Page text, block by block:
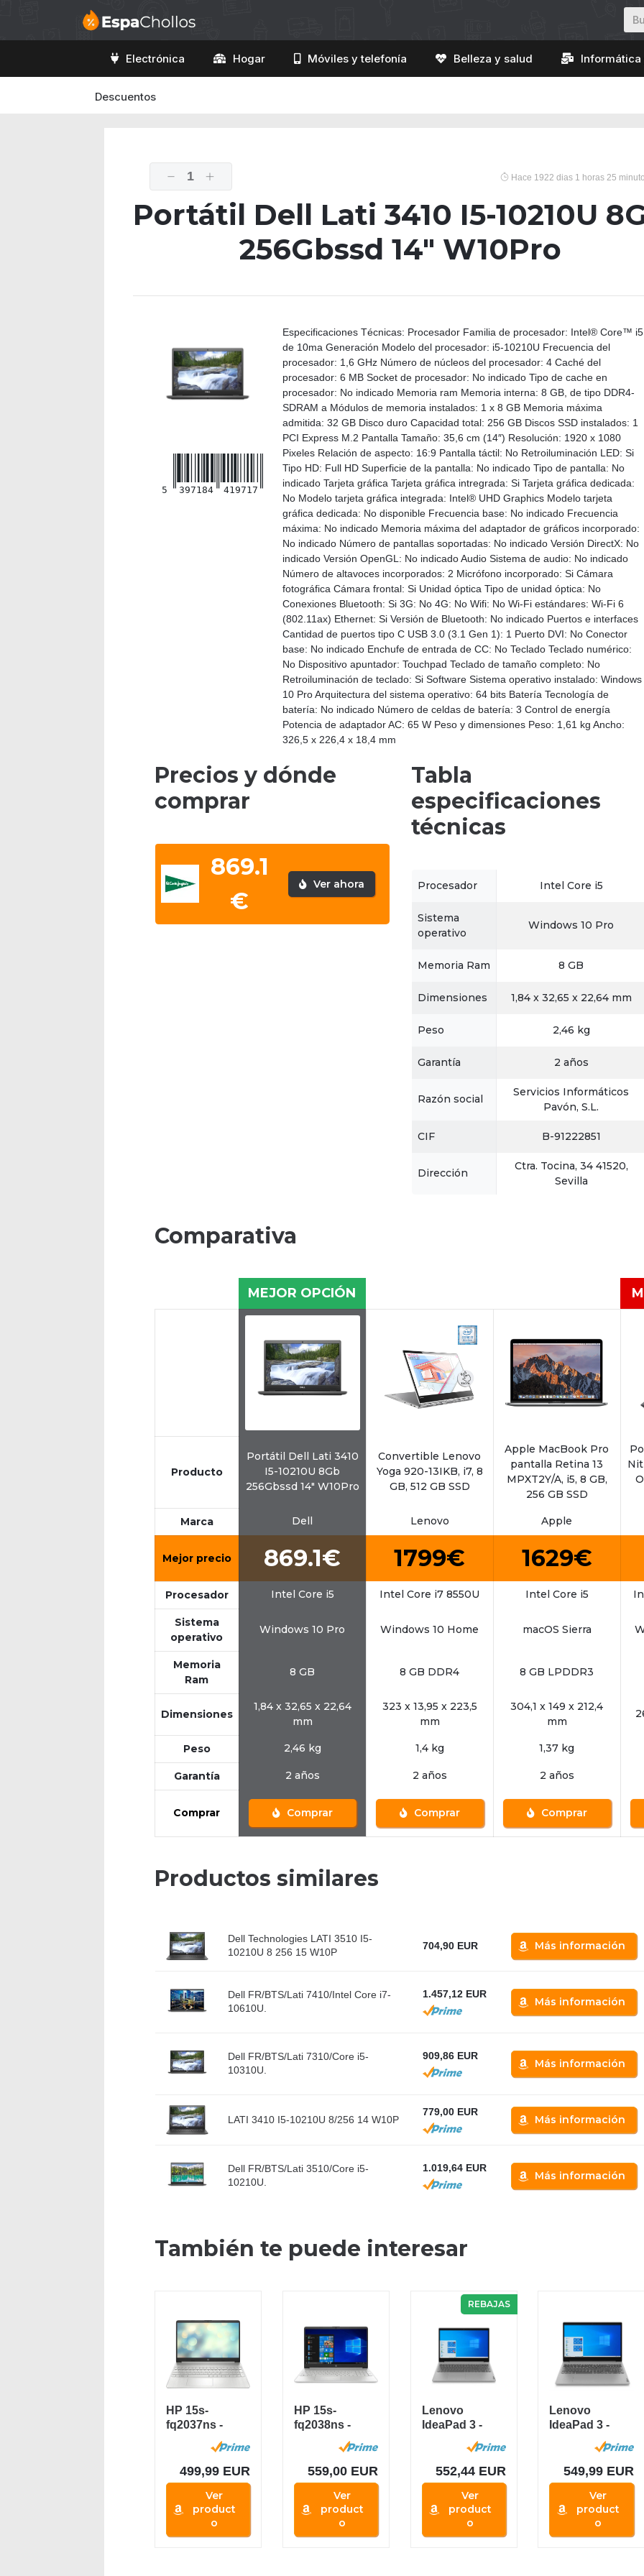
Electrónica Hogar Móviles y telefonía Belleza y salud
Descuentos
1 Hace 1922 dias 1 horas 25
Portátil Dell Lati 3410 I5-10210U
256Gbssd 14″ W10Pro
5 397184 419717
Especificaciones Técnicas: Procesador Familia de procesador: Intel® Core™ i5
de 10ma Generación Modelo del procesador: i5-10210U Frecuencia del
procesador: 1,6 GHz Número de núcleos del procesador: 4 Caché del
procesador: 6 MB Socket de procesador: No indicado Tipo de cache en
procesador: No indicado Memoria ram Memoria interna: 8 GB, de tipo DDR4-
SDRAM a Módulos de memoria instalados: 1 x 8 GB Memoria máxima
admitida: 32 GB Disco duro Capacidad total: 256 GB Discos SSD instalados: 1
PCI Express M.2 Pantalla Tamaño: 35,6 cm (14″) Resolución: 1920 x 1080
Pixeles Relación de aspecto: 16:9 Pantalla táctil: No Retroiluminación LED: Si
Tipo HD: Full HD Superficie de la pantalla: No indicado Tipo de pantalla: No
indicado Tarjeta gráfica Tarjeta gráfica intregrada: Si Tarjeta gráfica dedicada:
No Modelo tarjeta gráfica integrada: Intel® UHD Graphics Modelo tarjeta
gráfica dedicada: No disponible Frecuencia base: No indicado Frecuencia
máxima: No indicado Memoria máxima del adaptador de gráficos incorporado:
No indicado Número de pantallas soportadas: No indicado Versión DirectX: No
indicado Versión OpenGL: No indicado Audio Sistema de audio: No indicado
Número de altavoces incorporados: 2 Micrófono incorporado: Si Cámara
fotográfica Cámara frontal: Si Unidad óptica Tipo de unidad óptica: No
Conexiones Bluetooth: Si 3G: No 4G: No Wifi: No Wi-Fi estándares: Wi-Fi 6
(802.11ax) Ethernet: Si Versión de Bluetooth: No indicado Puertos e interfaces
Cantidad de puertos tipo C USB 3.0 (3.1 Gen 1): 1 Puerto DVI: No Conector
base: No indicado Enchufe de entrada de CC: No Teclado Teclado numérico:
No Dispositivo apuntador: Touchpad Teclado de tamaño completo: No
Retroiluminación de teclado: Si Software Sistema operativo instalado: Windows
10 Pro Arquitectura del sistema operativo: 64 bits Batería Tecnología de
batería: No indicado Número de celdas de batería: 3 Control de energía
Potencia de adaptador AC: 65 W Peso y dimensiones Peso: 1,61 kg Ancho:
326,5 x 226,4 x 18,4 mm
Precios y dónde
comprar
869.1
€
Ver ahora
Tabla
especificaciones
técnicas
Procesador Intel Core i5
Sistema
operativo
Windows 10 Pro
Memoria Ram 8 GB
Dimensiones 1,84 x 32,65 x 22,64 mm
Peso 2,46 kg
Garantía 2 años
Razón social
Servicios Informáticos
Pavón, S.L.
CIF B-91222851
Dirección
Ctra. Tocina, 34 41520,
Sevilla
Comparativa
MEJOR OPCIÓN
Producto
Portátil Dell Lati 3410
I5-10210U 8Gb
256Gbssd 14" W10Pro
Convertible Lenovo
Yoga 920-13IKB, i7, 8
GB, 512 GB SSD
Apple MacBook Pro
pantalla Retina 13
MPXT2Y/A, i5, 8 GB,
256 GB SSD
Marca Dell Lenovo Apple
Mejor precio 869.1€ 1799€ 1629€
Procesador Intel Core i5 Intel Core i7 8550U Intel Core i5
Sistema
operativo
Windows 10 Pro Windows 10 Home macOS Sierra
Memoria
Ram
8 GB 8 GB DDR4 8 GB LPDDR3
Dimensiones
1,84 x 32,65 x 22,64
mm
323 x 13,95 x 223,5
mm
304,1 x 149 x 212,4
mm
Peso 2,46 kg 1,4 kg 1,37 kg
Garantía 2 años 2 años 2 años
Comprar Comprar Comprar Comprar
Productos similares
Dell Technologies LATI 3510 I5-
10210U 8 256 15 W10P
704,90 EUR Más información
Dell FR/BTS/Lati 7410/Intel Core i7-
10610U.
1.457,12 EUR
Más información
Dell FR/BTS/Lati 7310/Core i5-
10310U.
909,86 EUR
Más información
LATI 3410 I5-10210U 8/256 14 W10P
779,00 EUR
Más información
Dell FR/BTS/Lati 3510/Core i5-
10210U.
1.019,64 EUR
Más información
También te puede interesar
HP 15s-
fq2037ns -
Ordenador
portátil de
15.6"...
499,99 EUR
Ver
product
o
HP 15s-
fq2038ns -
Ordenador
portátil de
15,6”...
559,00 EUR
Ver
product
o
REBAJAS
Lenovo
IdeaPad 3 -
Portátil 15.6"
FullHD (Intel...
552,44 EUR
Ver
product
o
Lenovo
IdeaPad 3 -
Ordenador
Portátil 15.6"...
549,99 EUR
Ver
product
o